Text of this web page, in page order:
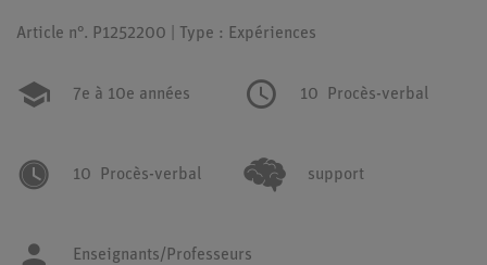
Article n°. P1252200 | Type : Expériences
7e à 10e années 10 Procès-verbal
10 Procès-verbal support
Enseignants/Professeurs